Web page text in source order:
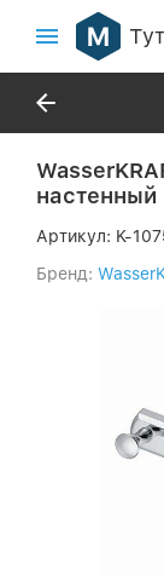
настенный
Артикул: K-
Бренд: